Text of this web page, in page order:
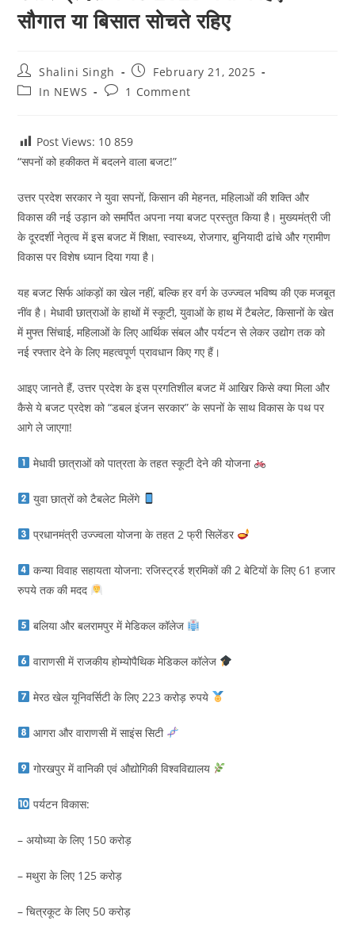
सौगात या बिसात सोचते रहिए
Post
author:
Shalini Singh
Post
published:
February 21, 2025
PostIn NEWS
Post1 Comment
Post Views: 10 859
“सपनों को हकीकत में बदलने वाला बजट!”
उत्तर प्रदेश सरकार ने युवा सपनों, किसान की मेहनत, महिलाओं की शक्ति और
विकास की नई उड़ान को समर्पित अपना नया बजट प्रस्तुत किया है। मुख्यमंत्री जी
के दूरदर्शी नेतृत्व में इस बजट में शिक्षा, स्वास्थ्य, रोजगार, बुनियादी ढांचे और ग्रामीण
विकास पर विशेष ध्यान दिया गया है।
यह बजट सिर्फ आंकड़ों का खेल नहीं, बल्कि हर वर्ग के उज्ज्वल भविष्य की एक मजबूत
नींव है। मेधावी छात्राओं के हाथों में स्कूटी, युवाओं के हाथ में टैबलेट, किसानों के खेत
में मुफ्त सिंचाई, महिलाओं के लिए आर्थिक संबल और पर्यटन से लेकर उद्योग तक को
नई रफ्तार देने के लिए महत्वपूर्ण प्रावधान किए गए हैं।
आइए जानते हैं, उत्तर प्रदेश के इस प्रगतिशील बजट में आखिर किसे क्या मिला और
कैसे ये बजट प्रदेश को “डबल इंजन सरकार” के सपनों के साथ विकास के पथ पर
आगे ले जाएगा!
मेधावी छात्राओं को पात्रता के तहत स्कूटी देने की योजना
युवा छात्रों को टैबलेट मिलेंगे
प्रधानमंत्री उज्ज्वला योजना के तहत 2 फ्री सिलेंडर
कन्या विवाह सहायता योजना: रजिस्ट्रर्ड श्रमिकों की 2 बेटियों के लिए 61 हजार
रुपये तक की मदद
बलिया और बलरामपुर में मेडिकल कॉलेज
वाराणसी में राजकीय होम्योपैथिक मेडिकल कॉलेज
मेरठ खेल यूनिवर्सिटी के लिए 223 करोड़ रुपये
आगरा और वाराणसी में साइंस सिटी
गोरखपुर में वानिकी एवं औद्योगिकी विश्वविद्यालय
पर्यटन विकास:
– अयोध्या के लिए 150 करोड़
– मथुरा के लिए 125 करोड़
– चित्रकूट के लिए 50 करोड़